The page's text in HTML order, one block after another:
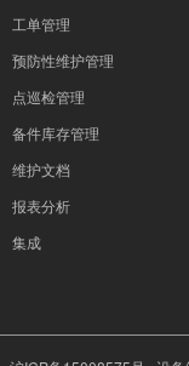
工单管理
预防性维护管理
点巡检管理
备件库存管理
维护文档
报表分析
集成